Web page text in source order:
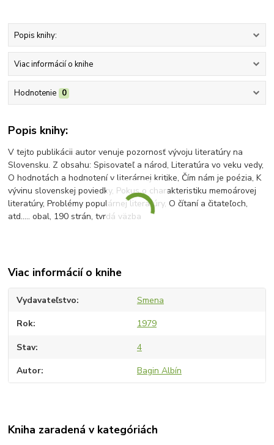
Popis knihy:
Viac informácií o knihe
Hodnotenie 0
Popis knihy:
V tejto publikácii autor venuje pozornosť vývoju literatúry na
Slovensku. Z obsahu: Spisovateľ a národ, Literatúra vo veku vedy,
O hodnotách a hodnotení v literárnej kritike, Čím nám je poézia, K
vývinu slovenskej poviedky, Pokus o charakteristiku memoárovej
literatúry, Problémy populárnej literatúry, O čítaní a čitateľoch,
atd..... obal, 190 strán, tvrdá väzba
Viac informácií o knihe
Vydavateľstvo Smena
Rok 1979
Stav 4
Autor Bagin Albín
Kniha zaradená v kategóriách